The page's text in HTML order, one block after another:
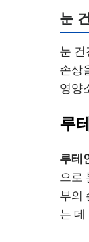
눈
눈
손상
영양
루
루테
으로
부의
는 데